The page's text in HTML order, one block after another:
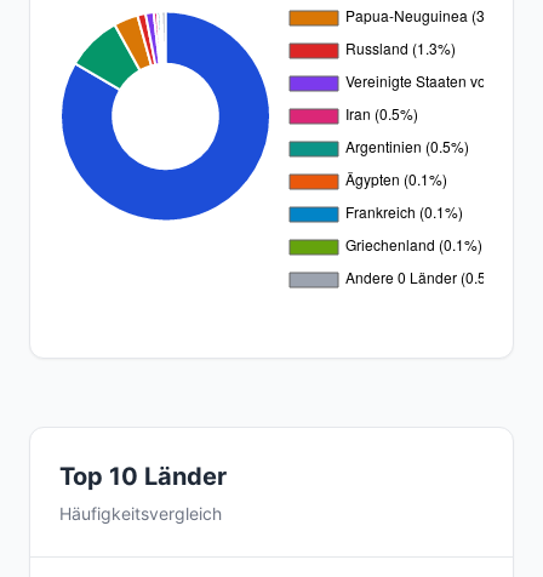
Top 10 Länder
Häufigkeitsvergleich